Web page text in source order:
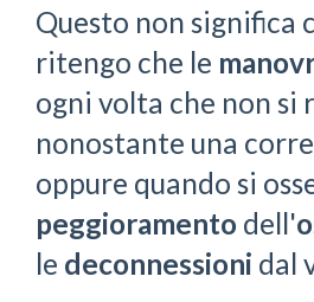
Questo non significa
ritengo che le
ogni volta che non si
nonostante una
oppure quando si
peggioramento dell'
le deconnessioni dal